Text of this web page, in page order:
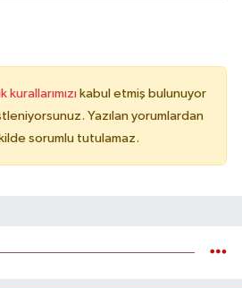
kurallarımızı kabul etmiş bulunuyor
Yazılan yorumlardan
sorumlu tutulamaz.